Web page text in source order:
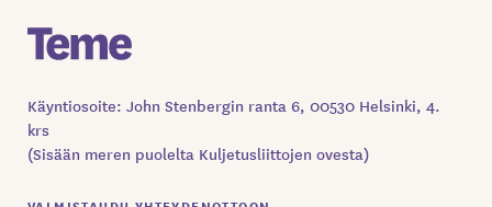
Käyntiosoite: John Stenbergin ranta 6, 00530 Helsinki, 4.
krs
(Sisään meren puolelta Kuljetusliittojen ovesta)